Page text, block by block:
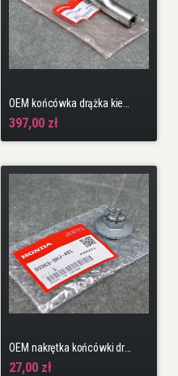
397,00 zł
27,00 zł